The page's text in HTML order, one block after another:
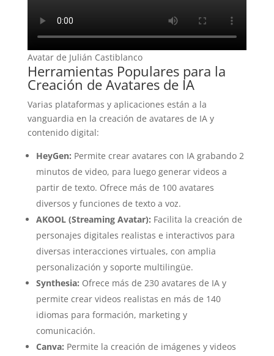
Avatar de Julián Castiblanco
Herramientas Populares para la
Creación de Avatares de IA
Varias plataformas y aplicaciones están a la
vanguardia en la creación de avatares de IA y
contenido digital:
HeyGen: Permite crear avatares con IA grabando 2
minutos de video, para luego generar videos a
partir de texto. Ofrece más de 100 avatares
diversos y funciones de texto a voz.
AKOOL (Streaming Avatar): Facilita la creación de
personajes digitales realistas e interactivos para
diversas interacciones virtuales, con amplia
personalización y soporte multilingüe.
Synthesia: Ofrece más de 230 avatares de IA y
permite crear videos realistas en más de 140
idiomas para formación, marketing y
comunicación.
Canva: Permite la creación de imágenes y videos